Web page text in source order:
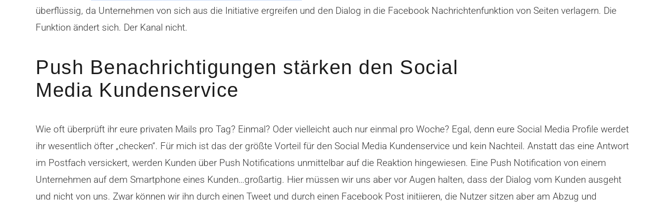
überflüssig, da Unternehmen von sich aus die Initiative ergreifen und den Dialog in die Facebook Nachrichtenfunktion von Seiten verlagern. Die
Funktion ändert sich. Der Kanal nicht.
Push Benachrichtigungen stärken den Social
Media Kundenservice
Wie oft überprüft ihr eure privaten Mails pro Tag? Einmal? Oder vielleicht auch nur einmal pro Woche? Egal, denn eure Social Media Profile werdet
ihr wesentlich öfter „checken“. Für mich ist das der größte Vorteil für den Social Media Kundenservice und kein Nachteil. Anstatt das eine Antwort
im Postfach versickert, werden Kunden über Push Notifications unmittelbar auf die Reaktion hingewiesen. Eine Push Notification von einem
Unternehmen auf dem Smartphone eines Kunden…großartig. Hier müssen wir uns aber vor Augen halten, dass der Dialog vom Kunden ausgeht
und nicht von uns. Zwar können wir ihn durch einen Tweet und durch einen Facebook Post initiieren, die Nutzer sitzen aber am Abzug und